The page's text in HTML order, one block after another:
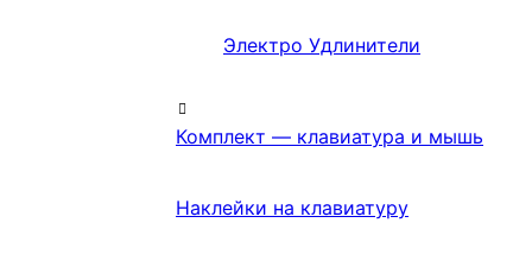
Электро Удлинители
Комплект — клавиатура и мышь
Наклейки на клавиатуру